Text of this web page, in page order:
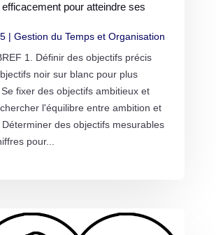
efficacement pour atteindre ses
| Gestion du Temps et Organisation
1. Définir des objectifs précis
noir sur blanc pour plus
fixer des objectifs ambitieux et
l'équilibre entre ambition et
des objectifs mesurables
pour...